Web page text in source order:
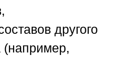
другого
(например,